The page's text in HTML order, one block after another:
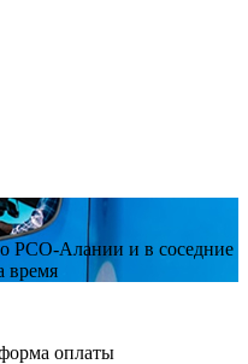
РСО-Алании и в соседние
время
оплаты